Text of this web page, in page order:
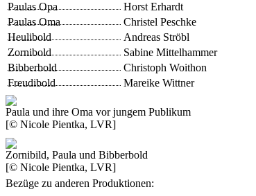
Paulas Opa
Horst Erhardt
Paulas Oma
Christel Peschke
Heulibold
Andreas Ströbl
Zornibold
Sabine Mittelhammer
Bibberbold
Christoph Woithon
Freudibold
Mareike Wittner
Paula und ihre Oma vor jungem Publikum
[© Nicole Pientka, LVR]
Zornibild, Paula und Bibberbold
[© Nicole Pientka, LVR]
Bezüge zu anderen Produktionen: